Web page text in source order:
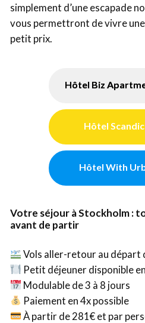
simplement d’une escapade
vous permettront de vivre
petit prix.
Hôtel Biz
Hôtel
Hôtel With
Votre séjour à Stockholm :
avant de partir
Vols aller-retour au départ
Petit déjeuner disponible
Modulable de 3 à 8 jours
Paiement en 4x possible
À partir de 281€ et par